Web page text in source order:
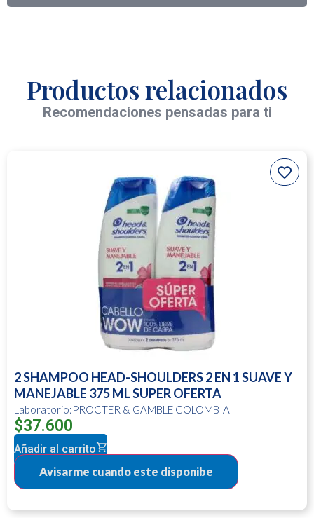
Productos relacionados
Recomendaciones pensadas para ti
2 SHAMPOO HEAD-SHOULDERS 2 EN 1 SUAVE Y
MANEJABLE 375 ML SUPER OFERTA
Laboratorio:PROCTER & GAMBLE COLOMBIA
$37.600
Añadir al carrito